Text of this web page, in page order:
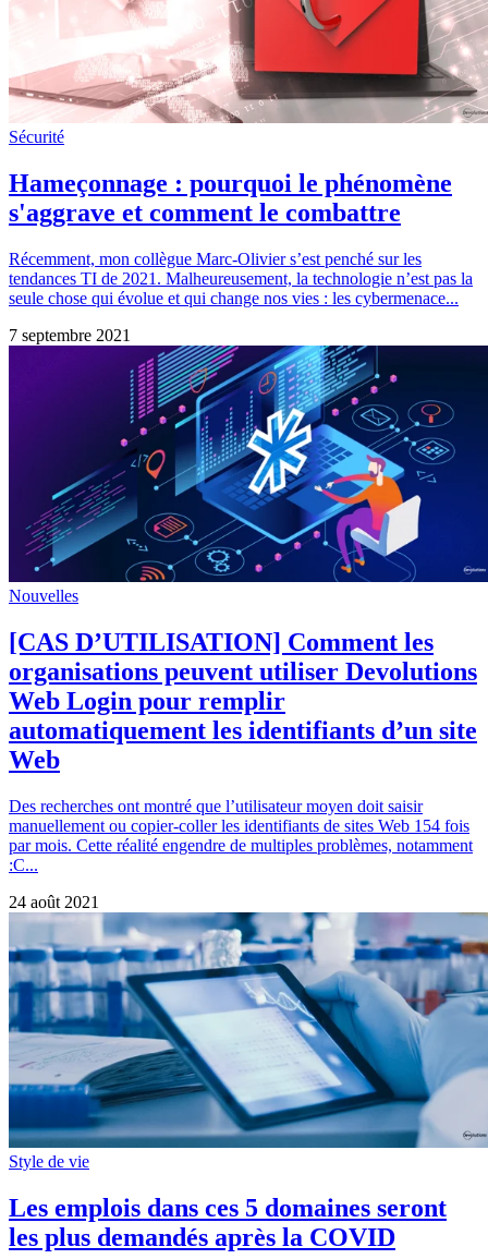
Sécurité
Hameçonnage : pourquoi le phénomène
s'aggrave et comment le combattre
Récemment, mon collègue Marc-Olivier s’est penché sur les
tendances TI de 2021. Malheureusement, la technologie n’est pas la
seule chose qui évolue et qui change nos vies : les cybermenace...
7 septembre 2021
Nouvelles
[CAS D’UTILISATION] Comment les
organisations peuvent utiliser Devolutions
Web Login pour remplir
automatiquement les identifiants d’un site
Web
Des recherches ont montré que l’utilisateur moyen doit saisir
manuellement ou copier-coller les identifiants de sites Web 154 fois
par mois. Cette réalité engendre de multiples problèmes, notamment
:C...
24 août 2021
Style de vie
Les emplois dans ces 5 domaines seront
les plus demandés après la COVID